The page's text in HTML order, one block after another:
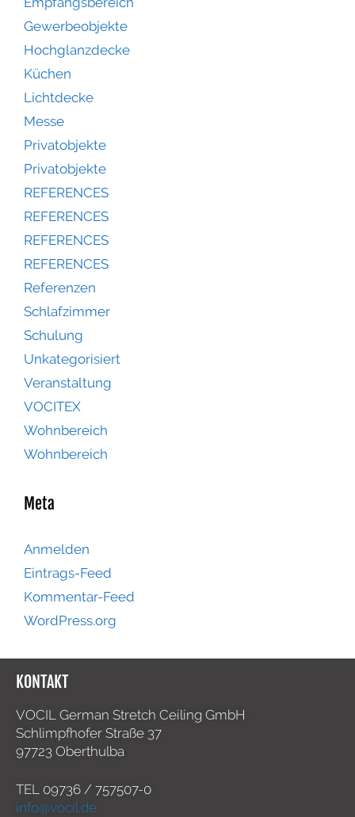
Gewerbeobjekte
Hochglanzdecke
Küchen
Lichtdecke
Messe
Privatobjekte
Privatobjekte
REFERENCES
REFERENCES
REFERENCES
REFERENCES
Referenzen
Schlafzimmer
Schulung
Unkategorisiert
Veranstaltung
VOCITEX
Wohnbereich
Wohnbereich
Meta
Anmelden
Eintrags-Feed
Kommentar-Feed
WordPress.org
KONTAKT
VOCIL German Stretch Ceiling GmbH
Schlimpfhofer Straße 37
97723 Oberthulba
TEL 09736 / 757507-0
info@vocil.de